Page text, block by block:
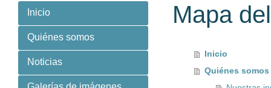
Inicio
Quiénes somos
Noticias
Mapa
Inicio
Quiénes somos